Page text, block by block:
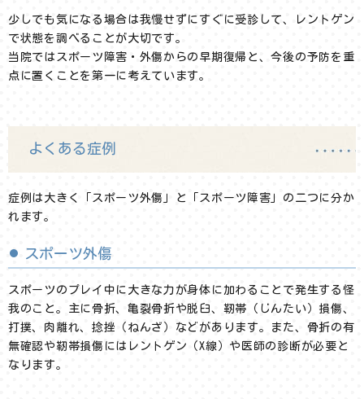
少しでも気になる場合は我慢せずにすぐに受診して、レントゲン
で状態を調べることが大切です。
当院ではスポーツ障害・外傷からの早期復帰と、今後の予防を重
点に置くことを第一に考えています。
よくある症例
症例は大きく「スポーツ外傷」と「スポーツ障害」の二つに分か
れます。
スポーツ外傷
スポーツのプレイ中に大きな力が身体に加わることで発生する怪
我のこと。主に骨折、亀裂骨折や脱臼、靭帯（じんたい）損傷、
打撲、肉離れ、捻挫（ねんざ）などがあります。また、骨折の有
無確認や靭帯損傷にはレントゲン（X線）や医師の診断が必要と
なります。